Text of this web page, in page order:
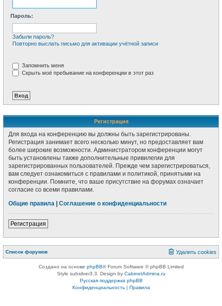
Пароль:
Забыли пароль?
Повторно выслать письмо для активации учётной записи
Запомнить меня
Скрыть моё пребывание на конференции в этот раз
Регистрация
Для входа на конференцию вы должны быть зарегистрированы.
Регистрация занимает всего несколько минут, но предоставляет вам
более широкие возможности. Администратором конференции могут
быть установлены также дополнительные привилегии для
зарегистрированных пользователей. Прежде чем зарегистрироваться,
вам следует ознакомиться с правилами и политикой, принятыми на
конференции. Помните, что ваше присутствие на форумах означает
согласие со всеми правилами.
Общие правила
Соглашение о конфиденциальности
Регистрация
Список форумов Удалить cookies
Создано на основе phpBB® Forum Software © phpBB Limited
Style subsilver3.3. Design by CabinetAdmina.ru
Русская поддержка phpBB
Конфиденциальность| Правила